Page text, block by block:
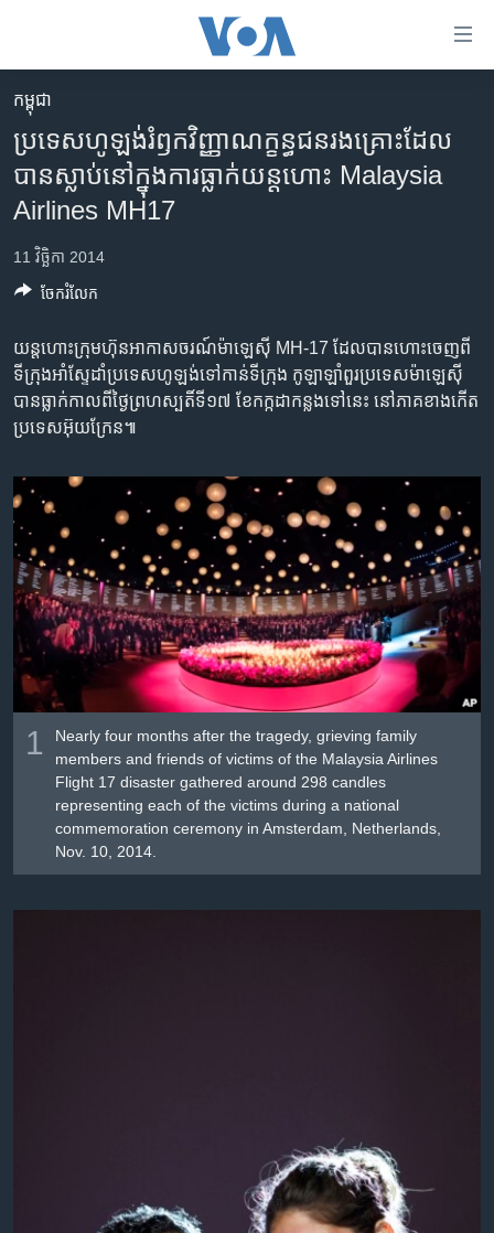
គេហទំព័រ​
ទាក់ទង
រំលង​
និង​
ចូល​
ទំព័រ​
ព័ត៌មាន​​
រំលង​
ទៅ​
រចនា
សម្ព័ន្ធ​
រំលង​
និង​
ចូល​
កាន់​
ទំព័រ​
ស្វែង​
កម្ពុជា
អន្តរជាតិ
អាមេរិក
ព្រឹត្តិការណ៍ព័ត៌មាន
ទូរទស្សន៍ / វីដេអូ​
វិទ្យុ / ផតខាសថ៍
កម្មវិធីទាំងអស់
Khmer English
បណ្តាញ​សង្គម
ភាសា
កម្ពុជា
ប្រទេស​ហូឡង់​រំឭក​វិញ្ញាណក្ខន្ធ​ជនរងគ្រោះ​ដែល​
បាន​ស្លាប់​នៅក្នុង​ការធ្លាក់​យន្តហោះ Malaysia
Airlines MH17
11 វិច្ឆិកា 2014
យន្តហោះ​ក្រុមហ៊ុន​អាកាសចរណ៍​ម៉ាឡេស៊ី MH-17 ដែល​បាន​ហោះ​ចេញ​ពី​
ទី​ក្រុង​អាំស្ទែដាំ​ប្រទេស​ហូឡង់​ទៅ​កាន់​ទី​ក្រុង​ កូឡាឡាំពួរ​ប្រទេស​ម៉ាឡេស៊ី
បាន​ធ្លាក់​កាល​ពី​ថ្ងៃ​ព្រហស្បតិ៍​ទី១៧ ខែកក្កដា​កន្លង​ទៅ​នេះ នៅ​ភាគ​ខាង​កើត​
ប្រទេស​អ៊ុយក្រែន៕
1
Nearly four months after the tragedy, grieving family
members and friends of victims of the Malaysia Airlines
Flight 17 disaster gathered around 298 candles
representing each of the victims during a national
commemoration ceremony in Amsterdam, Netherlands,
Nov. 10, 2014.
ចែករំលែក